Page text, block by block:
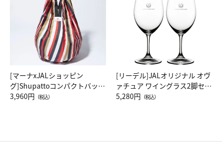
[マーナxJALショッピン
グ]Shupattoコンパクトバッグ
Drop JAL客室乗務員（LC）ス
3,960円 （税込）
[リーデル]JALオリジナル オヴ
ァチュア ワイングラス2脚セッ
ト（レッドワイン）
5,280円 （税込）